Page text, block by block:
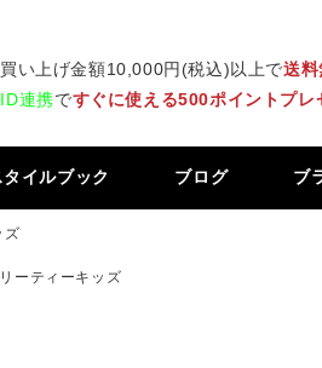
い上げ金額10,000円(税込)以上で送
連携ですぐに使える500ポイントプレ
タイルブック ブログ ブ
ズ
ーティーキッズ